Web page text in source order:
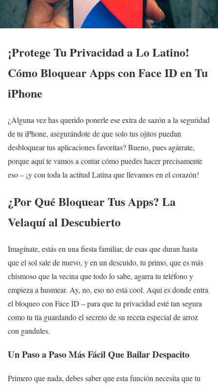
¡Protege Tu Privacidad a Lo Latino!
Cómo Bloquear Apps con Face ID en Tu
iPhone
¿Alguna vez has querido ponerle ese extra de sazón a la seguridad
de tu iPhone, asegurándote de que solo tus ojitos puedan
desbloquear tus aplicaciones favoritas? Bueno, pues agárrate,
porque aquí te vamos a contar cómo puedes hacer precisamente
eso – ¡y con toda la actitud Latina que llevamos en el corazón!
¿Por Qué Bloquear Tus Apps? La
Velaquí al Descubierto
Imagínate, estás en una fiesta familiar, de esas que duran hasta
que el sol sale de nuevo, y en un descuido, tu primo, que es más
chismoso que la vecina que todo lo sabe, agarra tu teléfono y
empieza a husmear. Ay, no, eso no está cool. Aquí es donde entra
el bloqueo con Face ID – para que tu privacidad esté tan segura
como tu tía guardando el secreto de su receta especial de arroz
con gandules.
Un Paso a Paso Más Fácil Que Bailar Despacito
Primero que nada, debes saber que esta función necesita que tu